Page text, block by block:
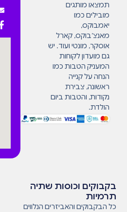
תמצאו מותגים
מובילים כמו
יאמבוקס,
מאנצ’בוקס, קארל
אוסקר, מונטי ועוד. יש
גם מועדון לקוחות
המעניק הטבות כמו
הנחה על קנייה
ראשונה, צבירת
נקודות, והטבות ביום
הולדת.
בקבוקים וכוסות שתיה
תרמיות
כל הבקבוקים והאביזרים הנלווים